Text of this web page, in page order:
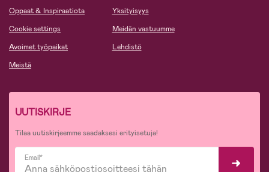
Oppaat & Inspiraatiota
Cookie settings
Avoimet työpaikat
Meistä
Yksityisyys
Meidän vastuumme
Lehdistö
UUTISKIRJE
Tilaa uutiskirjeemme saadaksesi erityisetuja!
Email*